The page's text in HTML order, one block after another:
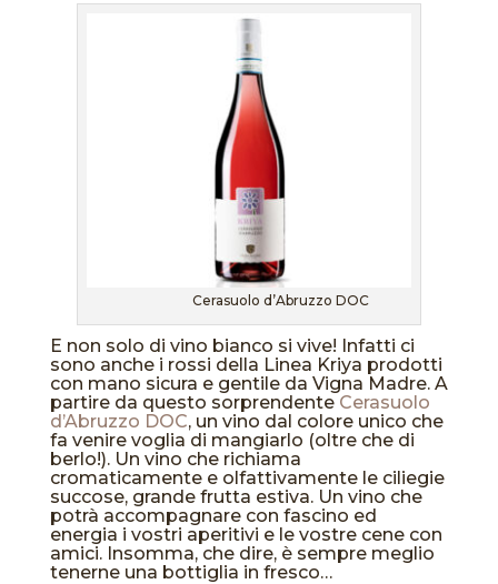
Cerasuolo d’Abruzzo DOC
E non solo di vino bianco si vive! Infatti ci
sono anche i rossi della Linea Kriya prodotti
con mano sicura e gentile da Vigna Madre. A
partire da questo sorprendente Cerasuolo
d’Abruzzo DOC, un vino dal colore unico che
fa venire voglia di mangiarlo (oltre che di
berlo!). Un vino che richiama
cromaticamente e olfattivamente le ciliegie
succose, grande frutta estiva. Un vino che
potrà accompagnare con fascino ed
energia i vostri aperitivi e le vostre cene con
amici. Insomma, che dire, è sempre meglio
tenerne una bottiglia in fresco…